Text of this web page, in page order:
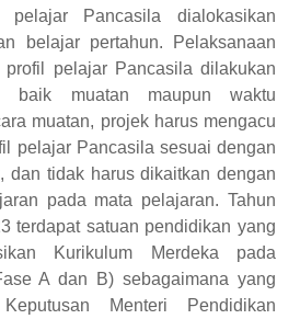
pelajar Pancasila dialokasikan
belajar pertahun. Pelaksanaan
profil pelajar Pancasila dilakukan
baik muatan maupun waktu
muatan, projek harus mengacu
pelajar Pancasila sesuai dengan
dan tidak harus dikaitkan dengan
pada mata pelajaran. Tahun
terdapat satuan pendidikan yang
Kurikulum Merdeka pada
A dan B) sebagaimana yang
Menteri Pendidikan